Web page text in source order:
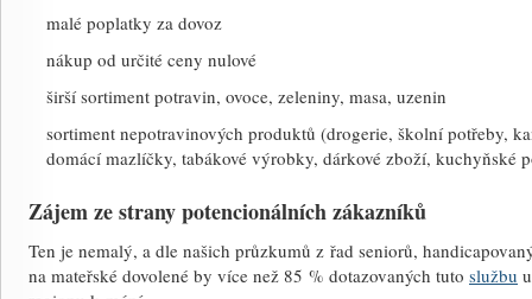
malé poplatky za dovoz
nákup od určité ceny nulové
širší sortiment potravin, ovoce, zeleniny, masa, uzenin
sortiment nepotravinových produktů (drogerie, školní potřeby,
domácí mazlíčky, tabákové výrobky, dárkové zboží, kuchyňské
Zájem ze strany potencionálních zákazníků
Ten je nemalý, a dle našich průzkumů z řad seniorů,
na mateřské dovolené by více než 85 % dotazovaných tuto službu